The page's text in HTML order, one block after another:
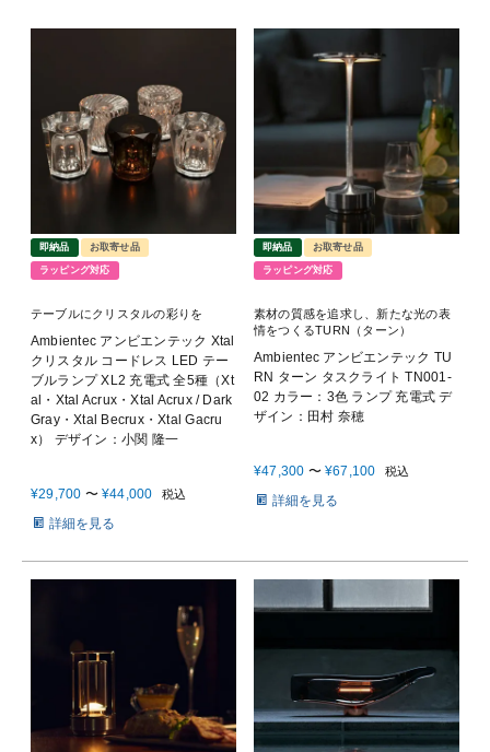
即納品 お取寄せ品
ラッピング対応
テーブルにクリスタルの彩りを
Ambientec アンビエンテック Xtal
クリスタル コードレス LED テー
ブルランプ XL2 充電式 全5種（Xt
al・Xtal Acrux・Xtal Acrux / Dark
Gray・Xtal Becrux・Xtal Gacru
x） デザイン：小関 隆一
¥29,700 〜 ¥44,000 税込
詳細を見る
即納品 お取寄せ品
ラッピング対応
素材の質感を追求し、新たな光の表
情をつくるTURN（ターン）
Ambientec アンビエンテック TU
RN ターン タスクライト TN001-
02 カラー：3色 ランプ 充電式 デ
ザイン：田村 奈穂
¥47,300 〜 ¥67,100 税込
詳細を見る